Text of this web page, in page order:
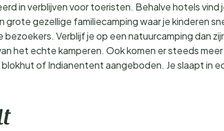
in verblijven voor toeristen. Behalve hotels vind
gezellige familiecamping waar je kinderen
Verblijf je op een natuurcamping dan
het echte kamperen. Ook komen er steeds
of Indianentent aangeboden. Je slaapt in